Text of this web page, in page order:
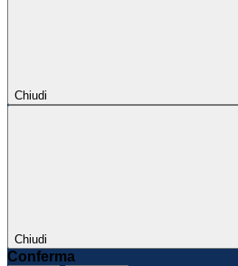
Chiudi
Chiudi
Conferma